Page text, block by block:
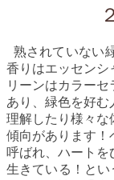
熟されていない
香りはエッセンシ
リーンはカラー
あり、緑色を好む
理解したり様々な
傾向があります！
呼ばれ、ハートを
生きている！と